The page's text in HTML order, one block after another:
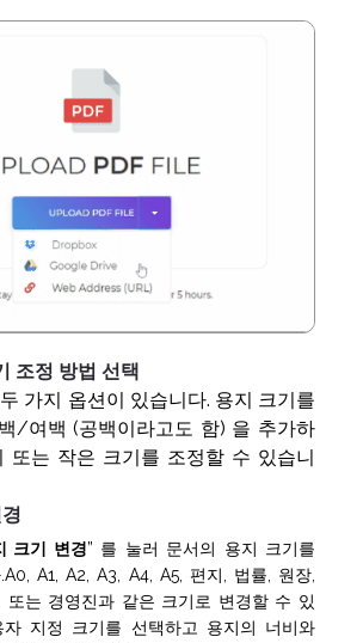
조정 방법 선택
가지 옵션이 있습니다. 용지 크기를
/여백 (공백이라고도 함) 을 추가하
또는 작은 크기를 조정할 수 있습니
크기 변경” 를 눌러 문서의 용지 크기를
A1, A2, A3, A4, A5, 편지, 법률, 원장,
또는 경영진과 같은 크기로 변경할 수 있
자 지정 크기를 선택하고 용지의 너비와